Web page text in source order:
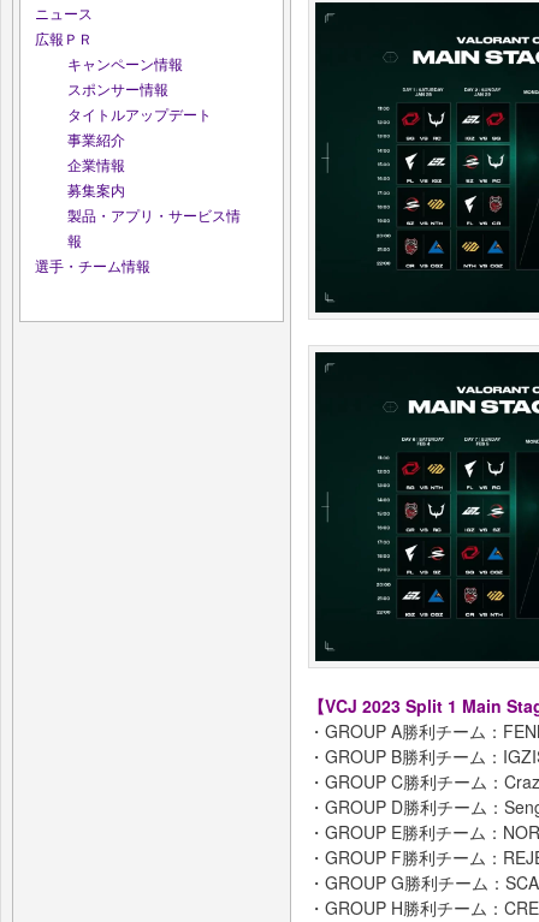
ニュース
広報ＰＲ
キャンペーン情報
スポンサー情報
タイトルアップデート
事業紹介
企業情報
募集案内
製品・アプリ・サービス情
報
選手・チーム情報
【VCJ 2023 Split 1 Main
・GROUP A勝利チーム：
・GROUP B勝利チーム：
・GROUP C勝利チーム：
・GROUP D勝利チーム：
・GROUP E勝利チーム：
・GROUP F勝利チーム：
・GROUP G勝利チーム：
・GROUP H勝利チーム：